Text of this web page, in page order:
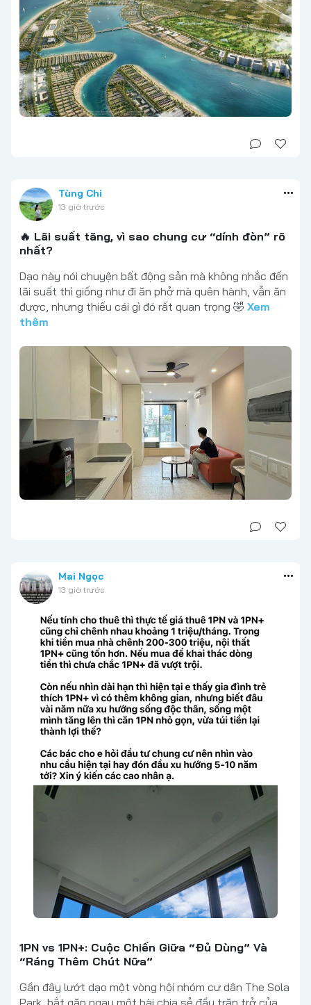
Tùng Chi
13 giờ trước
🔥 Lãi suất tăng, vì sao chung cư “dính đòn” rõ
nhất?
Dạo này nói chuyện bất động sản mà không nhắc đến
lãi suất thì giống như đi ăn phở mà quên hành, vẫn ăn
được, nhưng thiếu cái gì đó rất quan trọng 🤣 Xem
thêm
Mai Ngọc
13 giờ trước
1PN vs 1PN+: Cuộc Chiến Giữa “Đủ Dùng” Và
“Ráng Thêm Chút Nữa”
Gần đây lướt dạo một vòng hội nhóm cư dân The Sola
Park, bắt gặp ngay một bài chia sẻ đầy trăn trở của